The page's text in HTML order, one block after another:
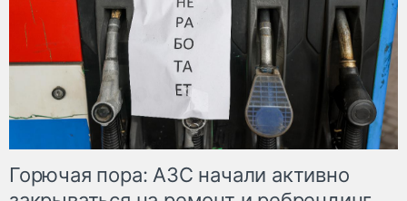
Горючая пора: АЗС начали активно